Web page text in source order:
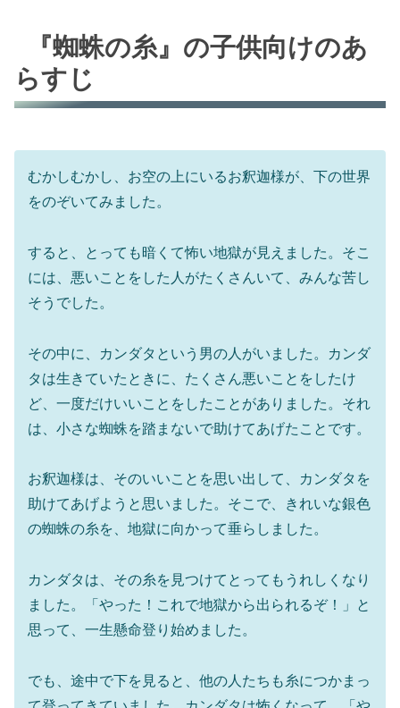
『蜘蛛の糸』の子供向けのあ
らすじ
むかしむかし、お空の上にいるお釈迦様が、下の世界
をのぞいてみました。
すると、とっても暗くて怖い地獄が見えました。そこ
には、悪いことをした人がたくさんいて、みんな苦し
そうでした。
その中に、カンダタという男の人がいました。カンダ
タは生きていたときに、たくさん悪いことをしたけ
ど、一度だけいいことをしたことがありました。それ
は、小さな蜘蛛を踏まないで助けてあげたことです。
お釈迦様は、そのいいことを思い出して、カンダタを
助けてあげようと思いました。そこで、きれいな銀色
の蜘蛛の糸を、地獄に向かって垂らしました。
カンダタは、その糸を見つけてとってもうれしくなり
ました。「やった！これで地獄から出られるぞ！」と
思って、一生懸命登り始めました。
でも、途中で下を見ると、他の人たちも糸につかまっ